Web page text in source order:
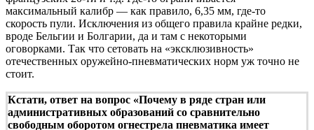
максимальный калибр — как правило, 6,35 мм, где-то
скорость пули. Исключения из общего правила крайне редки,
вроде Бельгии и Болгарии, да и там с некоторыми
оговорками. Так что сетовать на «эксклюзивность»
отечественных оружейно-пневматических норм уж точно не
стоит.
Кстати, ответ на вопрос «Почему в ряде стран или
административных образований со сравнительно
свободным оборотом огнестрела пневматика имеет